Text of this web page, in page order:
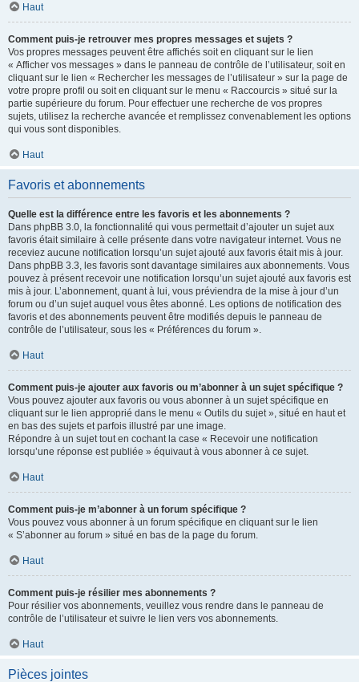
Haut
Comment puis-je retrouver mes propres messages et sujets ?
Vos propres messages peuvent être affichés soit en cliquant sur le lien
« Afficher vos messages » dans le panneau de contrôle de l’utilisateur, soit en
cliquant sur le lien « Rechercher les messages de l’utilisateur » sur la page de
votre propre profil ou soit en cliquant sur le menu « Raccourcis » situé sur la
partie supérieure du forum. Pour effectuer une recherche de vos propres
sujets, utilisez la recherche avancée et remplissez convenablement les options
qui vous sont disponibles.
Haut
Favoris et abonnements
Quelle est la différence entre les favoris et les abonnements ?
Dans phpBB 3.0, la fonctionnalité qui vous permettait d’ajouter un sujet aux
favoris était similaire à celle présente dans votre navigateur internet. Vous ne
receviez aucune notification lorsqu’un sujet ajouté aux favoris était mis à jour.
Dans phpBB 3.3, les favoris sont davantage similaires aux abonnements. Vous
pouvez à présent recevoir une notification lorsqu’un sujet ajouté aux favoris est
mis à jour. L’abonnement, quant à lui, vous préviendra de la mise à jour d’un
forum ou d’un sujet auquel vous êtes abonné. Les options de notification des
favoris et des abonnements peuvent être modifiés depuis le panneau de
contrôle de l’utilisateur, sous les « Préférences du forum ».
Haut
Comment puis-je ajouter aux favoris ou m’abonner à un sujet spécifique ?
Vous pouvez ajouter aux favoris ou vous abonner à un sujet spécifique en
cliquant sur le lien approprié dans le menu « Outils du sujet », situé en haut et
en bas des sujets et parfois illustré par une image.
Répondre à un sujet tout en cochant la case « Recevoir une notification
lorsqu’une réponse est publiée » équivaut à vous abonner à ce sujet.
Haut
Comment puis-je m’abonner à un forum spécifique ?
Vous pouvez vous abonner à un forum spécifique en cliquant sur le lien
« S’abonner au forum » situé en bas de la page du forum.
Haut
Comment puis-je résilier mes abonnements ?
Pour résilier vos abonnements, veuillez vous rendre dans le panneau de
contrôle de l’utilisateur et suivre le lien vers vos abonnements.
Haut
Pièces jointes